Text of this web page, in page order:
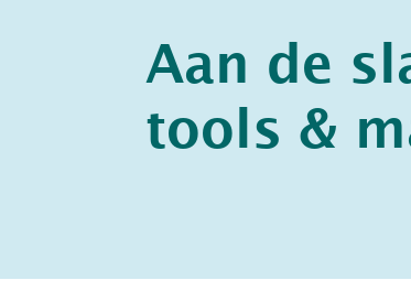
Aan de
tools &